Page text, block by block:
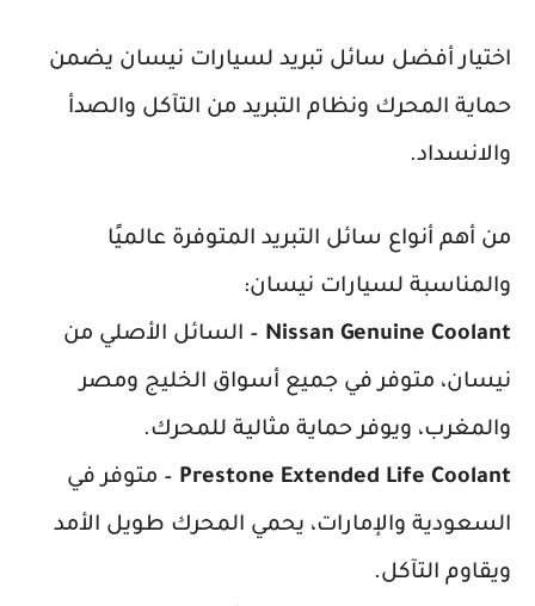
اختيار أفضل سائل تبريد لسيارات نيسان يضمن
حماية المحرك ونظام التبريد من التآكل والصدأ
والانسداد.
من أهم أنواع سائل التبريد المتوفرة عالميًا
والمناسبة لسيارات نيسان:
Nissan Genuine Coolant – السائل الأصلي من
نيسان، متوفر في جميع أسواق الخليج ومصر
والمغرب، ويوفر حماية مثالية للمحرك.
Prestone Extended Life Coolant – متوفر في
السعودية والإمارات، يحمي المحرك طويل الأمد
ويقاوم التآكل.